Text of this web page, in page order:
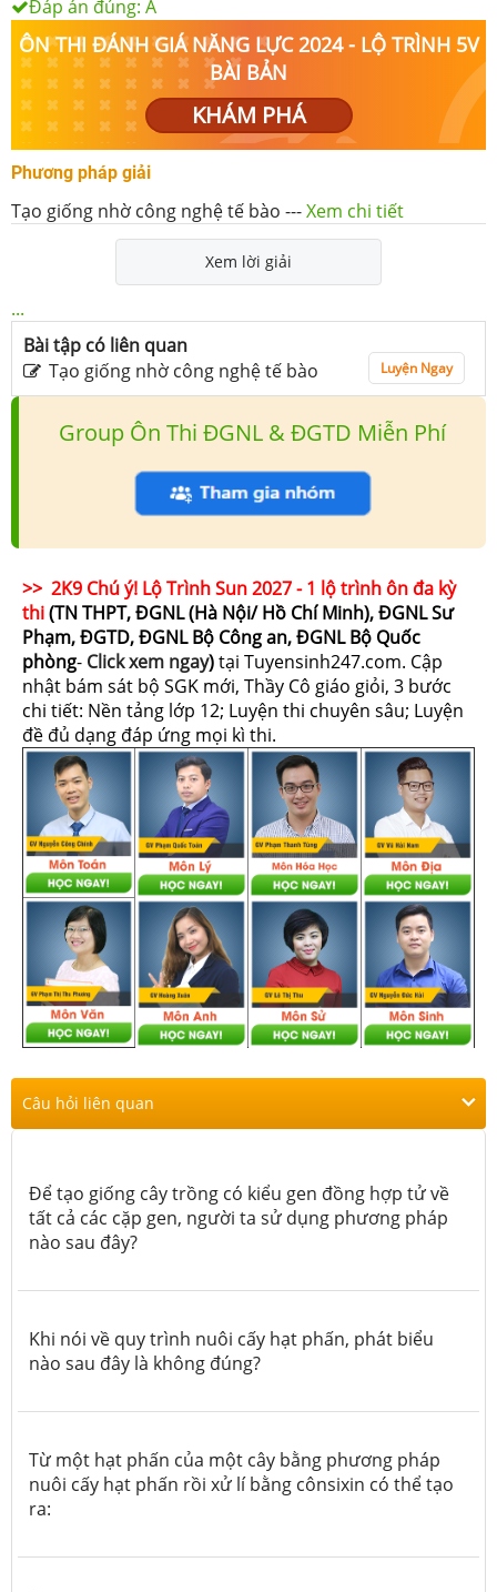
Đáp án đúng: A
ÔN THI ĐÁNH GIÁ NĂNG LỰC 2024 - LỘ TRÌNH 5V
BÀI BẢN
KHÁM PHÁ
Phương pháp giải
Tạo giống nhờ công nghệ tế bào ---Xem chi tiết
Xem lời giải
...
Bài tập có liên quan
Tạo giống nhờ công nghệ tế bào
Luyện Ngay
Group Ôn Thi ĐGNL & ĐGTD Miễn Phí
>> 2K9 Chú ý! Lộ Trình Sun 2027 - 1 lộ trình ôn đa kỳ
thi(TN THPT, ĐGNL (Hà Nội/ Hồ Chí Minh), ĐGNL Sư
Phạm, ĐGTD, ĐGNL Bộ Công an, ĐGNL Bộ Quốc
phòng- Click xem ngay)tại Tuyensinh247.com. Cập
nhật bám sát bộ SGK mới, Thầy Cô giáo giỏi, 3 bước
chi tiết: Nền tảng lớp 12; Luyện thi chuyên sâu; Luyện
đề đủ dạng đáp ứng mọi kì thi.
Câu hỏi liên quan
Để tạo giống cây trồng có kiểu gen đồng hợp tử về
tất cả các cặp gen, người ta sử dụng phương pháp
nào sau đây?
Khi nói về quy trình nuôi cấy hạt phấn, phát biểu
nào sau đây là không đúng?
Từ một hạt phấn của một cây bằng phương pháp
nuôi cấy hạt phấn rồi xử lí bằng cônsixin có thể tạo
ra: